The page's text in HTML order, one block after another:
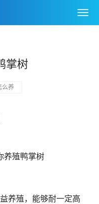
掌树
么养
养殖，能够耐一定高